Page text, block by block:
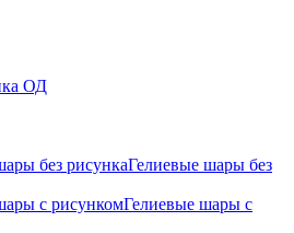
ОД
Гелиевые шары без
Гелиевые шары с